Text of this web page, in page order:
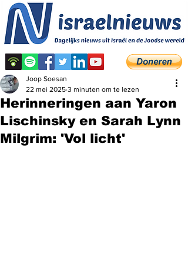
Herinneringen aan Yaron
Lischinsky en Sarah Lynn
Milgrim: 'Vol licht'
Joop Soesan
22 mei 2025 3 minuten om te lezen